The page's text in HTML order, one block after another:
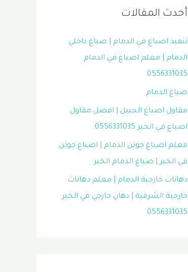
أحدث المقالات
تنفيذ اصباغ في الدمام | صباغ داخلي
الدمام | معلم اصباغ في الدمام
0556331035
صباغ الدمام
مقاول اصباغ الجبيل | افضل مقاول
اصباغ في الخبر 0556331035
معلم اصباغ جوتن الدمام | اصباغ جوتن
في الخبر | صباغ الدمام الخبر
دهانات خارجية الدمام | معلم دهانات
خارجية الشرقية | دهان خارجي في الخبر
0556331035